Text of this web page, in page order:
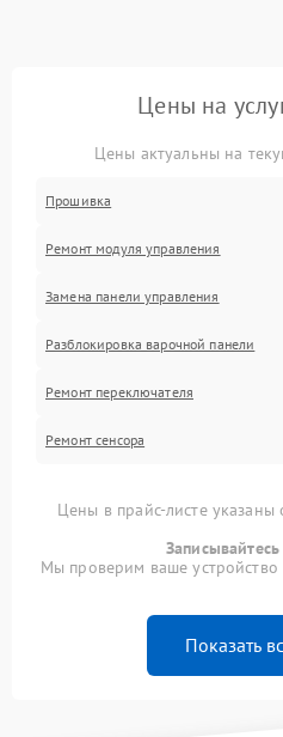
Цены на
Цены актуальны на
Прошивка
Ремонт модуля управления
Замена панели управления
Разблокировка варочной панели
Ремонт переключателя
Ремонт сенсора
Цены в прайс-листе указаны
Мы проверим ваше
Показать